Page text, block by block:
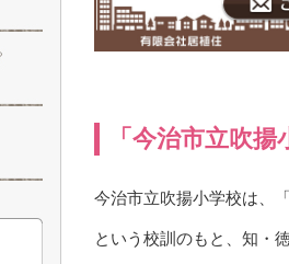
「今治市立吹
今治市立吹揚小学校は、
という校訓のもと、知・